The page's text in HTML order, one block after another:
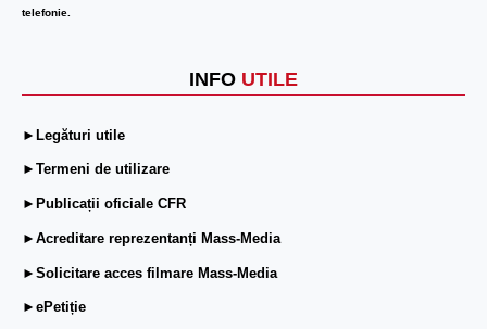
telefonie.
INFO UTILE
►Legături utile
►Termeni de utilizare
►Publicații oficiale CFR
►Acreditare reprezentanți Mass-Media
►Solicitare acces filmare Mass-Media
►ePetiție